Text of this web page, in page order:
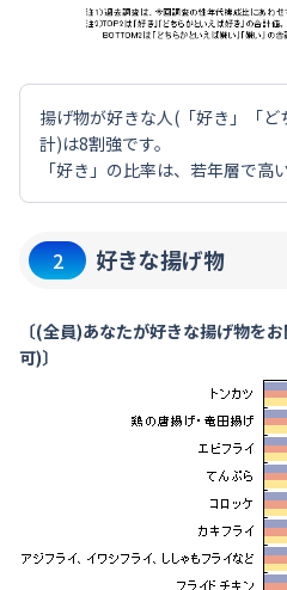
揚げ物が好きな人(「好き」「
計)は8割強です。
「好き」の比率は、若年層で高
2 好きな揚げ物
〔(全員)あなたが好きな揚げ物を
可)〕